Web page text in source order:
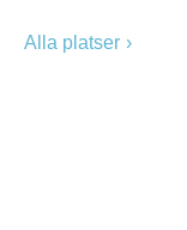
Alla platser